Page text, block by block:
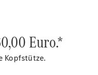
Euro.*
Kopfstütze.